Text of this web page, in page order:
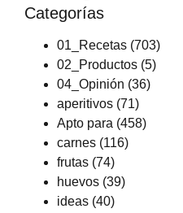
Categorías
01_Recetas (703)
02_Productos (5)
04_Opinión (36)
aperitivos (71)
Apto para (458)
carnes (116)
frutas (74)
huevos (39)
ideas (40)